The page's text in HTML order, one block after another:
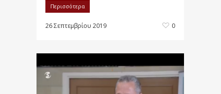
Περισσότερα
26 Σεπτεμβρίου 2019 0